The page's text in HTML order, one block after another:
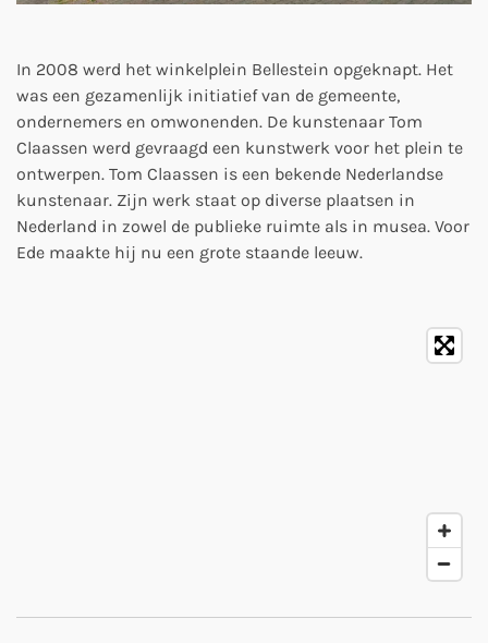
In 2008 werd het winkelplein Bellestein opgeknapt. Het
was een gezamenlijk initiatief van de gemeente,
ondernemers en omwonenden. De kunstenaar Tom
Claassen werd gevraagd een kunstwerk voor het plein te
ontwerpen. Tom Claassen is een bekende Nederlandse
kunstenaar. Zijn werk staat op diverse plaatsen in
Nederland in zowel de publieke ruimte als in musea. Voor
Ede maakte hij nu een grote staande leeuw.